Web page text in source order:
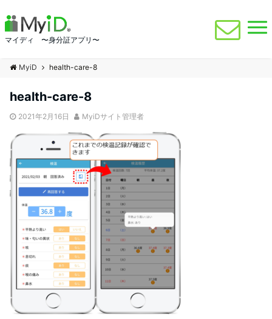
マイディ 〜身分証アプリ〜
MyiD health-care-8
health-care-8
2021年2月16日 MyiDサイト管理者